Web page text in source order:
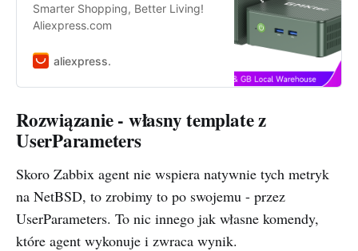
Smarter Shopping, Better Living!
Aliexpress.com
aliexpress.
Rozwiązanie - własny template z
UserParameters
Skoro Zabbix agent nie wspiera natywnie tych metryk
na NetBSD, to zrobimy to po swojemu - przez
UserParameters. To nic innego jak własne komendy,
które agent wykonuje i zwraca wynik.